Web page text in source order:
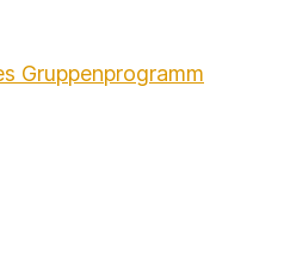
Gruppenprogramm